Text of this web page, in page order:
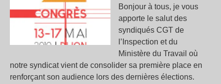
Bonjour à tous, je vous
apporte le salut des
syndiqués CGT de
l’Inspection et du
Ministère du Travail où
notre syndicat vient de consolider sa première place en
renforçant son audience lors des dernières élections.